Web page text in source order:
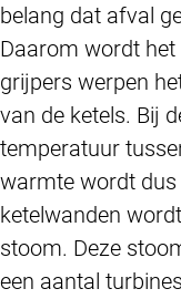
belang dat afval
Daarom wordt
grijpers werpen
van de ketels. Bij
temperatuur
warmte wordt dus
ketelwanden
stoom. Deze
een aantal